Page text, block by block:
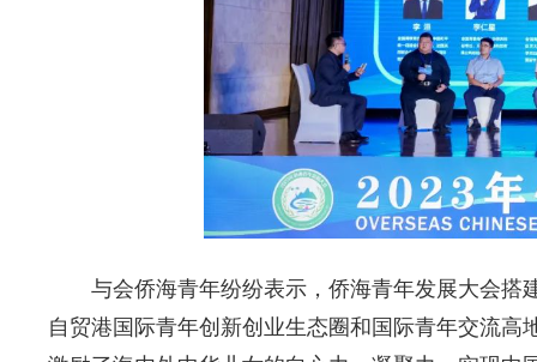
与会侨海青年纷纷表示，侨海青年发展大会搭
自贸港国际青年创新创业生态圈和国际青年交流